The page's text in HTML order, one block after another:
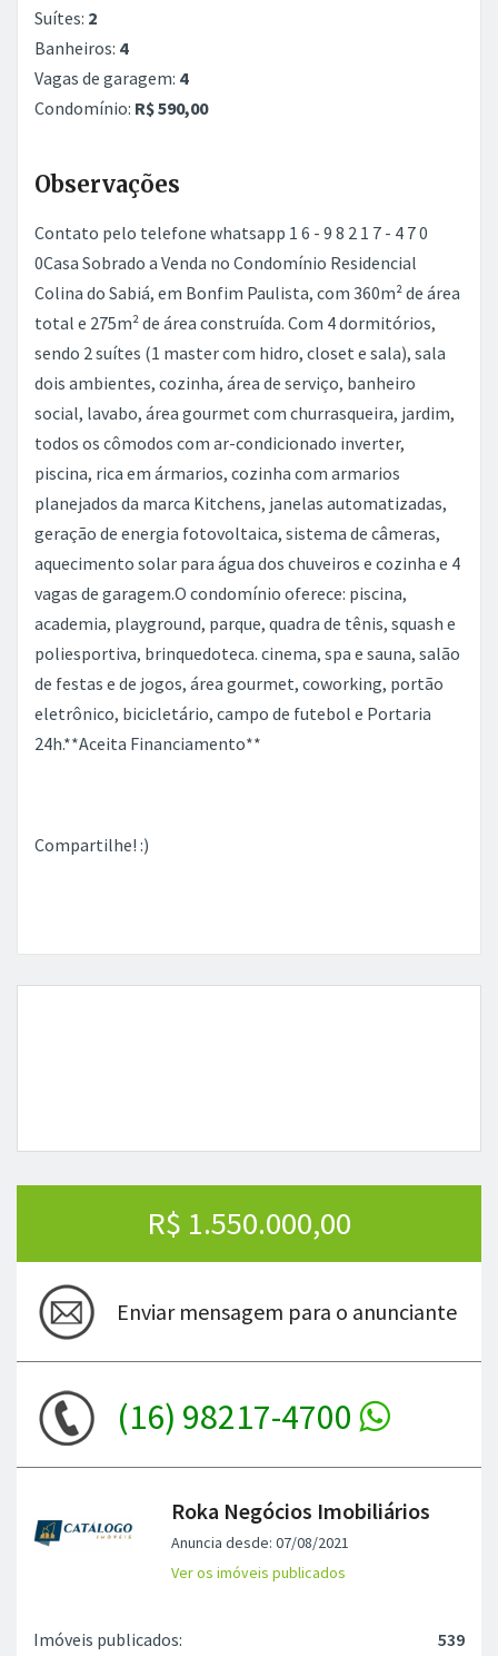
Suítes: 2
Banheiros: 4
Vagas de garagem: 4
Condomínio: R$ 590,00
Observações
Contato pelo telefone whatsapp 1 6 - 9 8 2 1 7 - 4 7 0
0Casa Sobrado a Venda no Condomínio Residencial
Colina do Sabiá, em Bonfim Paulista, com 360m² de área
total e 275m² de área construída. Com 4 dormitórios,
sendo 2 suítes (1 master com hidro, closet e sala), sala
dois ambientes, cozinha, área de serviço, banheiro
social, lavabo, área gourmet com churrasqueira, jardim,
todos os cômodos com ar-condicionado inverter,
piscina, rica em ármarios, cozinha com armarios
planejados da marca Kitchens, janelas automatizadas,
geração de energia fotovoltaica, sistema de câmeras,
aquecimento solar para água dos chuveiros e cozinha e 4
vagas de garagem.O condomínio oferece: piscina,
academia, playground, parque, quadra de tênis, squash e
poliesportiva, brinquedoteca. cinema, spa e sauna, salão
de festas e de jogos, área gourmet, coworking, portão
eletrônico, bicicletário, campo de futebol e Portaria
24h.**Aceita Financiamento**
Compartilhe! :)
R$ 1.550.000,00
Enviar mensagem para o anunciante
(16) 98217-4700
Roka Negócios Imobiliários
Anuncia desde: 07/08/2021
Ver os imóveis publicados
Imóveis publicados: 539